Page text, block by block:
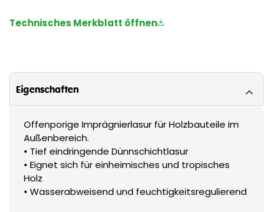
Technisches Merkblatt öffnen
Eigenschaften
Offenporige Imprägnierlasur für Holzbauteile im
Außenbereich.
• Tief eindringende Dünnschichtlasur
• Eignet sich für einheimisches und tropisches
Holz
• Wasserabweisend und feuchtigkeitsregulierend